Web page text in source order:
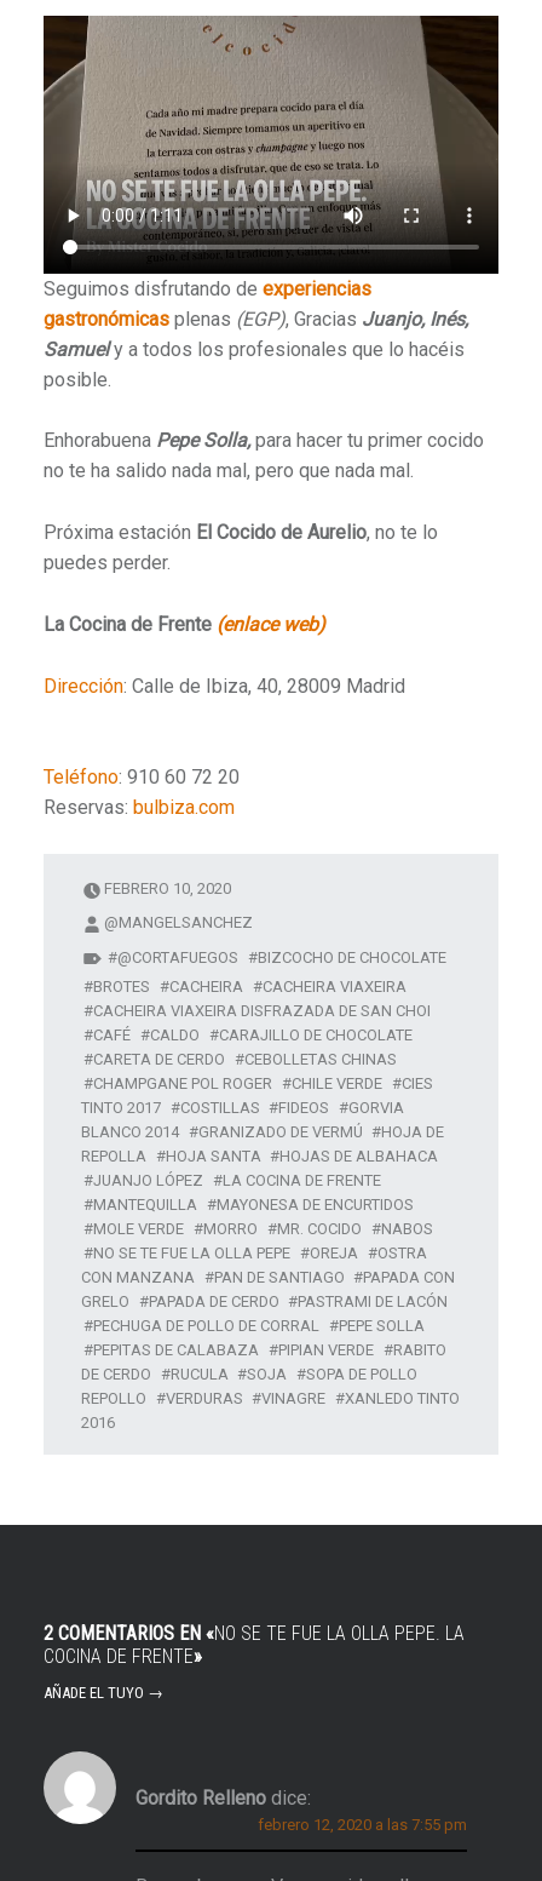
Seguimos disfrutando de experiencias
gastronómicas plenas (EGP), Gracias Juanjo, Inés,
Samuely a todos los profesionales que lo hacéis
posible.
Enhorabuena Pepe Solla,para hacer tu primer cocido
no te ha salido nada mal, pero que nada mal.
Próxima estación El Cocido de Aurelio, no te lo
puedes perder.
La Cocina de Frente (enlace web)
Dirección: Calle de Ibiza, 40, 28009 Madrid
Teléfono: 910 60 72 20
Reservas: bulbiza.com
FEBRERO 10, 2020
@MANGELSANCHEZ
@CORTAFUEGOS
BIZCOCHO DE CHOCOLATE
BROTES
CACHEIRA
CACHEIRA VIAXEIRA
CACHEIRA VIAXEIRA DISFRAZADA DE SAN CHOI
CAFÉ
CALDO
CARAJILLO DE CHOCOLATE
CARETA DE CERDO
CEBOLLETAS CHINAS
CHAMPGANE POL ROGER
CHILE VERDE
CIES
TINTO 2017
COSTILLAS FIDEOS
GORVIA
BLANCO 2014
GRANIZADO DE VERMÚ
HOJA DE
REPOLLA
HOJA SANTA
HOJAS DE ALBAHACA
JUANJO LÓPEZ
LA COCINA DE FRENTE
MANTEQUILLA
MAYONESA DE ENCURTIDOS
MOLE VERDE
MORRO MR. COCIDO
NABOS
NO SE TE FUE LA OLLA PEPE
OREJA
OSTRA
CON MANZANA
PAN DE SANTIAGO
PAPADA CON
GRELO
PAPADA DE CERDO
PASTRAMI DE LACÓN
PECHUGA DE POLLO DE CORRAL
PEPE SOLLA
PEPITAS DE CALABAZA
PIPIAN VERDE
RABITO
DE CERDO
RUCULA SOJA
SOPA DE POLLO
REPOLLO
VERDURAS VINAGRE
XANLEDO TINTO
2016
2 COMENTARIOS EN «NO SE TE FUE LA OLLA PEPE. LA
COCINA DE FRENTE»
AÑADE EL TUYO →
Gordito Relleno dice:
febrero 12, 2020 a las 7:55 pm